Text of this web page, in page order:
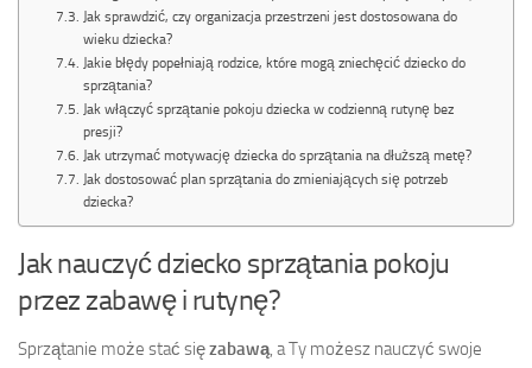
Jak sprawdzić, czy organizacja przestrzeni jest dostosowana do
wieku dziecka?
Jakie błędy popełniają rodzice, które mogą zniechęcić dziecko do
sprzątania?
Jak włączyć sprzątanie pokoju dziecka w codzienną rutynę bez
presji?
Jak utrzymać motywację dziecka do sprzątania na dłuższą metę?
Jak dostosować plan sprzątania do zmieniających się potrzeb
dziecka?
Jak nauczyć dziecko sprzątania pokoju
przez zabawę i rutynę?
Sprzątanie może stać sięzabawą , a Ty możesz nauczyć swoje